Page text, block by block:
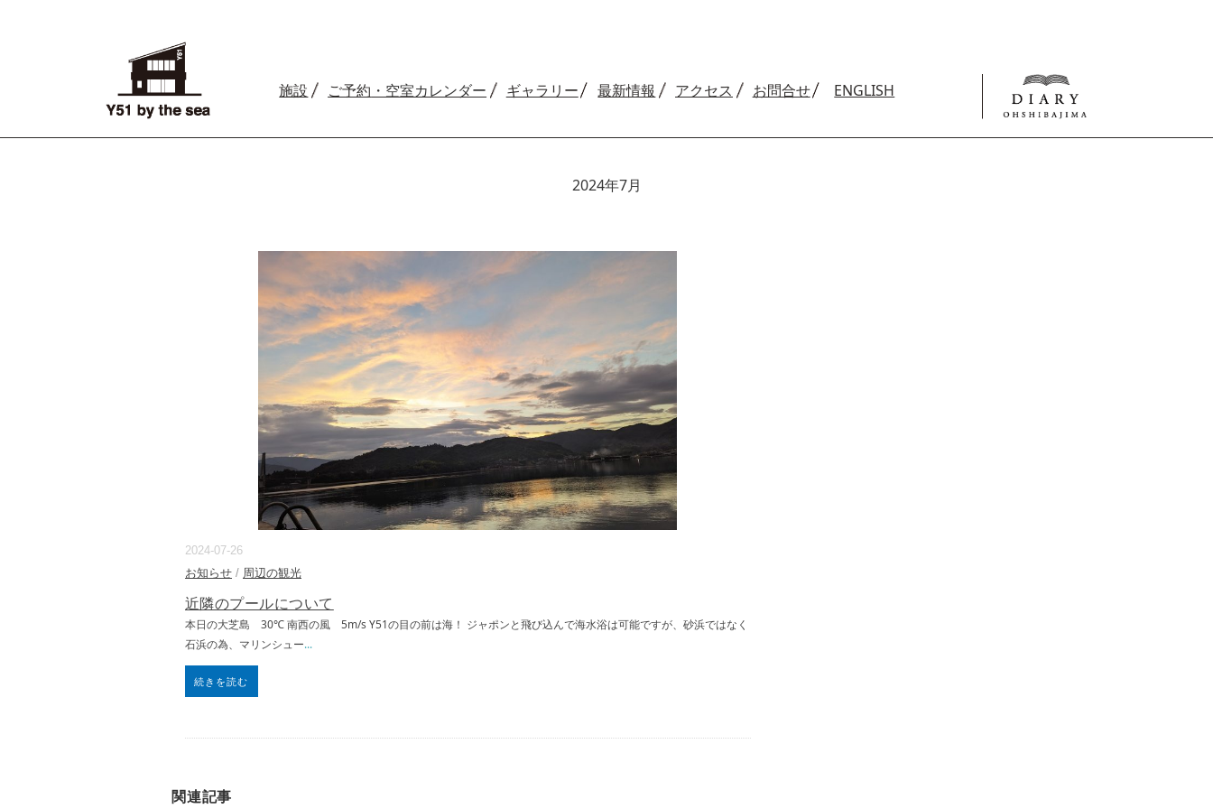
施設 ご予約 ・空室カレンダー ギャラリー 最新情報 アクセス お問合せ ENGLISH
2024年7月
2024-07-26
お知らせ / 周辺の観光
近隣のプールについて
本日の大芝島 30℃ 南西の風 5m/s Y51の目の前は海！ ジャポンと飛び込んで海水浴は可能ですが、砂浜ではなく
石浜の為、マリンシュー...
続きを読む
関連記事